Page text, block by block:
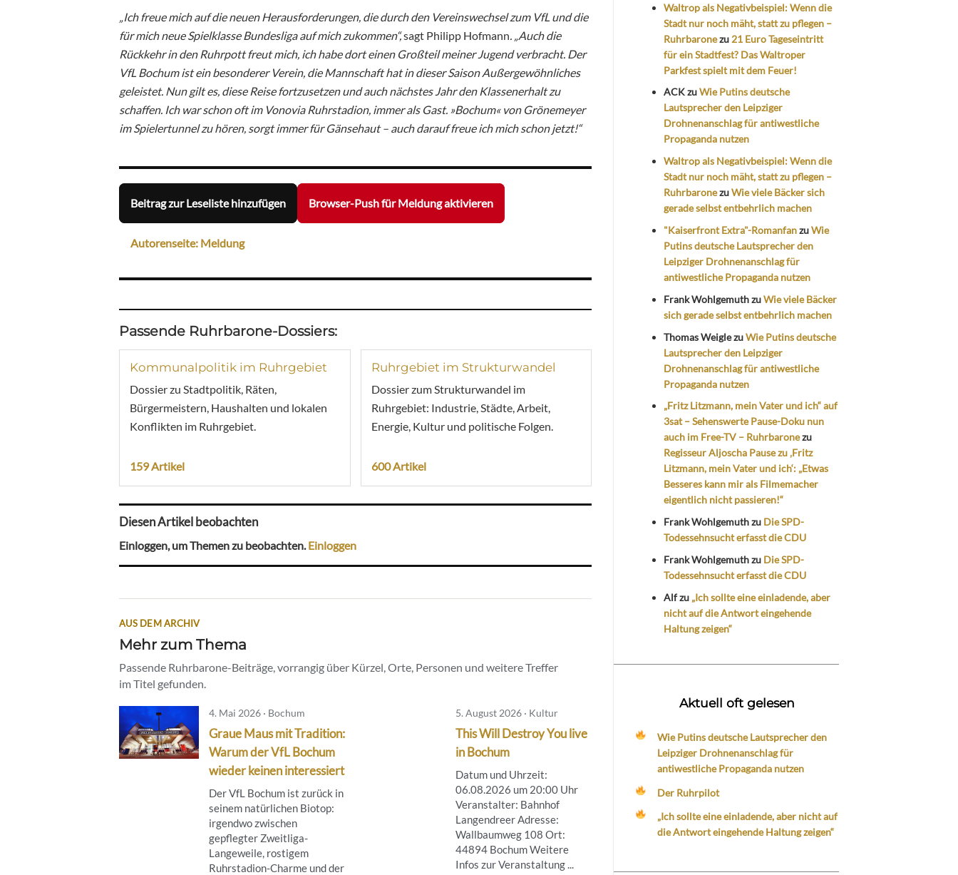
„Ich freue mich auf die neuen Herausforderungen, die durch den Vereinswechsel zum VfL und die
für mich neue Spielklasse Bundesliga auf mich zukommen“,sagt Philipp Hofmann . „Auch die
Rückkehr in den Ruhrpott freut mich, ich habe dort einen Großteil meiner Jugend verbracht. Der
VfL Bochum ist ein besonderer Verein, die Mannschaft hat in dieser Saison Außergewöhnliches
geleistet. Nun gilt es, diese Reise fortzusetzen und auch nächstes Jahr den Klassenerhalt zu
schaffen. Ich war schon oft im Vonovia Ruhrstadion, immer als Gast. »Bochum« von Grönemeyer
im Spielertunnel zu hören, sorgt immer für Gänsehaut – auch darauf freue ich mich schon jetzt!“
Beitrag zur Leseliste hinzufügen Browser-Push für Meldung aktivieren
Autorenseite: Meldung
Passende Ruhrbarone-Dossiers:
Kommunalpolitik im Ruhrgebiet
Dossier zu Stadtpolitik, Räten,
Bürgermeistern, Haushalten und lokalen
Konflikten im Ruhrgebiet.
159 Artikel
Ruhrgebiet im Strukturwandel
Dossier zum Strukturwandel im
Ruhrgebiet: Industrie, Städte, Arbeit,
Energie, Kultur und politische Folgen.
600 Artikel
Diesen Artikel beobachten
Einloggen, um Themen zu beobachten.Einloggen
AUS DEM ARCHIV
Mehr zum Thema
Passende Ruhrbarone-Beiträge, vorrangig über Kürzel, Orte, Personen und weitere Treffer
im Titel gefunden.
4. Mai 2026 · Bochum
Graue Maus mit Tradition:
Warum der VfL Bochum
wieder keinen interessiert
Der VfL Bochum ist zurück in
seinem natürlichen Biotop:
irgendwo zwischen
gepflegter Zweitliga-
Langeweile, rostigem
Ruhrstadion-Charme und der
5. August 2026 · Kultur
This Will Destroy You live
in Bochum
Datum und Uhrzeit:
06.08.2026 um 20:00 Uhr
Veranstalter: Bahnhof
Langendreer Adresse:
Wallbaumweg 108 Ort:
44894 Bochum Weitere
Infos zur Veranstaltung ...
Waltrop als Negativbeispiel: Wenn die
Stadt nur noch mäht, statt zu pflegen –
Ruhrbaronezu 21 Euro Tageseintritt
für ein Stadtfest? Das Waltroper
Parkfest spielt mit dem Feuer!
ACKzuWie Putins deutsche
Lautsprecher den Leipziger
Drohnenanschlag für antiwestliche
Propaganda nutzen
Waltrop als Negativbeispiel: Wenn die
Stadt nur noch mäht, statt zu pflegen –
RuhrbaronezuWie viele Bäcker sich
gerade selbst entbehrlich machen
"Kaiserfront Extra"-RomanfanzuWie
Putins deutsche Lautsprecher den
Leipziger Drohnenanschlag für
antiwestliche Propaganda nutzen
Frank WohlgemuthzuWie viele Bäcker
sich gerade selbst entbehrlich machen
Thomas WeiglezuWie Putins deutsche
Lautsprecher den Leipziger
Drohnenanschlag für antiwestliche
Propaganda nutzen
„Fritz Litzmann, mein Vater und ich“ auf
3sat – Sehenswerte Pause-Doku nun
auch im Free-TV – Ruhrbaronezu
Regisseur Aljoscha Pause zu ‚Fritz
Litzmann, mein Vater und ich‘: „Etwas
Besseres kann mir als Filmemacher
eigentlich nicht passieren!“
Frank Wohlgemuthzu Die SPD-
Todessehnsucht erfasst die CDU
Frank Wohlgemuthzu Die SPD-
Todessehnsucht erfasst die CDU
Alfzu „Ich sollte eine einladende, aber
nicht auf die Antwort eingehende
Haltung zeigen“
Aktuell oft gelesen
Wie Putins deutsche Lautsprecher den
Leipziger Drohnenanschlag für
antiwestliche Propaganda nutzen
Der Ruhrpilot
„Ich sollte eine einladende, aber nicht auf
die Antwort eingehende Haltung zeigen“